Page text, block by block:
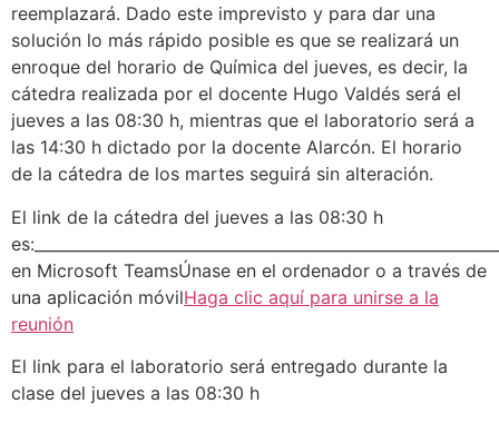
reemplazará. Dado este imprevisto y para dar una
solución lo más rápido posible es que se realizará un
enroque del horario de Química del jueves, es decir, la
cátedra realizada por el docente Hugo Valdés será el
jueves a las 08:30 h, mientras que el laboratorio será a
las 14:30 h dictado por la docente Alarcón. El horario
de la cátedra de los martes seguirá sin alteración.
El link de la cátedra del jueves a las 08:30 h
en Microsoft TeamsÚnase en el ordenador o a través de
una aplicación móvilHaga clic aquí para unirse a la
reunión
El link para el laboratorio será entregado durante la
clase del jueves a las 08:30 h